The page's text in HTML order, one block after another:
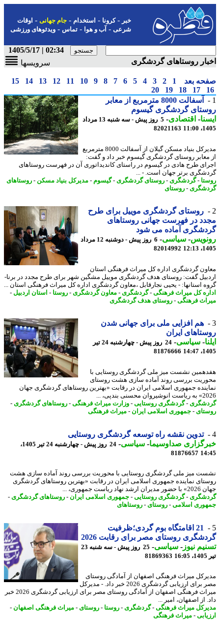
-کرونا-استخدام- جام جهانی-اوقات
شرعی-آب و هوا-تماس-ویدئوهای ورزشی
02:34 | 1405/5/17
روستاهای گردشگری
سرویسها
بعد 1
2
3
4
5
6
7
8
9
10
11
12
13
14
15
17
18
19
20
آسفالت 8000 مترمربع از معابر
گردشگری گیسوم
-اقتصادی-
5 روز پیش - سه شنبه 13 مرداد
82021163
مدیرکل بنیاد مسکن گیلان از آسفالت 8000 مترمربع
روستای گردشگری گیسوم خبر داد و گفت:
طرح هادی در گیسوم در راستای کاندیداتوری آن در فهرست روستاهای
برتر جهان است. - ...
-گردشگری- روستای گردشگری- گیسوم-مدیرکل بنیاد مسکن-روستاهای
- روستای
روستای گردشگری موییل برای طرح
در فهرست جهانی روستاهای
آماده می شود
-سیاسی-
6 روز پیش - دوشنبه 12 مرداد
82014992
گردشگری اداره کل میراث فرهنگی استان
گفت: روستای هدف گردشگری موییل مشگین شهر برای طرح مجدد در برنا-
استانها: - یحیی نجارقابل ،معاون گردشگری اداره کل میراث فرهنگی استان ...
کل میراث فرهنگی-گردشگری- معاون گردشگری- روستا-استان اردبیل -
فرهنگی-روستای هدف گردشگری
هم افزایی ملی برای جهانی شدن
ایران
-سیاسی-
24 روز پیش - چهارشنبه 24 تیر
81876666
نشست میز ملی گردشگری روستایی با
بررسی روند آماده سازی هشت روستای
جمهوری اسلامی ایران در رقابت «بهترین روستاهای گردشگری جهان
بندپی، ...
- گردشگری روستایی-وزارت میراث فرهنگی-روستاهای گردشگری-
-جمهوری اسلامی ایران - میراث فرهنگی
تدوین نقشه راه توسعه گردشگری روستایی
صداوسیما-سیاسی-
24 روز پیش - چهارشنبه 24 تیر 1405،
81876657
میز ملی گردشگری روستایی با محوریت بررسی روند آماده سازی هشت
نماینده جمهوری اسلامی ایران در رقابت «بهترین روستاهای گردشگری
نهاد ریاست جمهوری، ...
- گردشگری روستایی-جمهوری اسلامی ایران - روستاهای گردشگری-
اسلامی-روستای-روستاهای
21 اقامتگاه بوم گردی؛ظرفیت
روستای مصر برای رقابت 2026
نیوز-سیاسی-
25 روز پیش - سه شنبه 23
81869363
میراث فرهنگی اصفهان از آمادگی روستای
مصر برای ارزیابی گردشگری 2026 خبر داد. - مدیرکل
میراث فرهنگی اصفهان از آمادگی روستای مصر برای ارزیابی گردشگری 2026 خبر
از اصفهان، امیر ...
میراث فرهنگی-گردشگری- روستا-روستای-میراث فرهنگی اصفهان-
-میراث فرهنگی